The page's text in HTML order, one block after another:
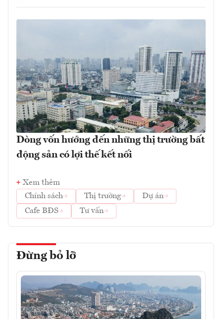
Dòng vốn hướng đến những thị trường bất
động sản có lợi thế kết nối
Xem thêm
Chính sách
Thị trường
Dự án
Cafe BĐS
Tư vấn
Đừng bỏ lỡ